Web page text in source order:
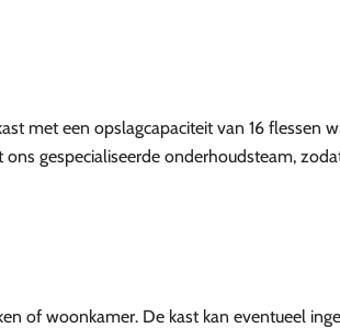
met een opslagcapaciteit van 16 flessen
gespecialiseerde onderhoudsteam,
of woonkamer. De kast kan eventueel